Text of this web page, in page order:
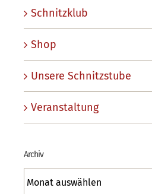
Schnitzklub
Shop
Unsere Schnitzstube
Veranstaltung
Archiv
Archiv